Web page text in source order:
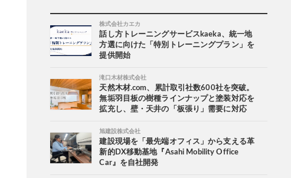
株式会社カエカ
話し方トレーニングサービスkaeka、統一地
方選に向けた「特別トレーニングプラン」を
提供開始
滝口木材株式会社
天然木材.com、累計取引社数600社を突破。
無垢羽目板の樹種ラインナップと塗装対応を
拡充し、壁・天井の「板張り」需要に対応
旭建設株式会社
建設現場を「最先端オフィス」から支える革
新的DX移動基地『Asahi Mobility Office
Car』を自社開発